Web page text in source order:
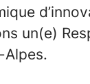
un(e)
Alpes.